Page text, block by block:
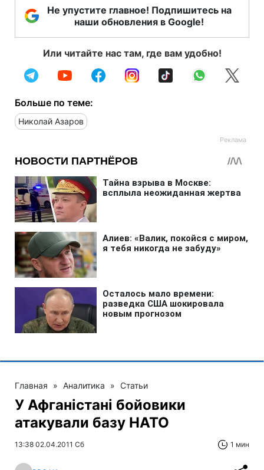
Не упустите главное! Подпишитесь на
наши обновления в Google!
Или читайте нас там, где вам удобно!
Больше по теме:
Николай Азаров
Главная » Аналитика » Статьи
У Афганістані бойовики
атакували базу НАТО
13:38 02.04.2011 Сб 1 мин